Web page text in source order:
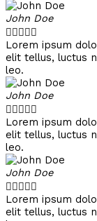
John Doe

Lorem ipsum
elit tellus, luctus
leo.
John Doe

Lorem ipsum
elit tellus, luctus
leo.
John Doe

Lorem ipsum
elit tellus, luctus